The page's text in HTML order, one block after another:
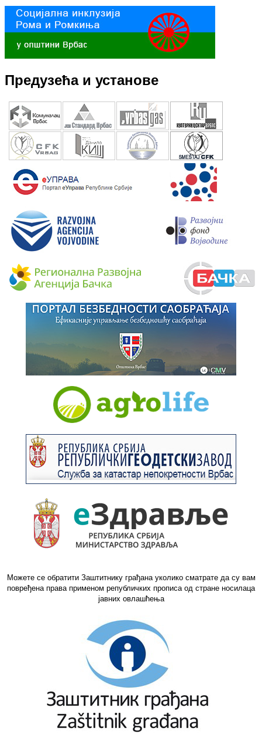
Предузећа и установе
Можете се обратити Заштитнику грађана уколико сматрате да су вам
повређена права применом републичких прописа од стране носилаца
јавних овлашћења